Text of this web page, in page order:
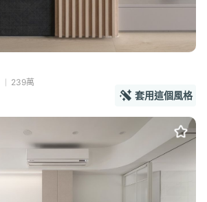
239萬
套用這個風格